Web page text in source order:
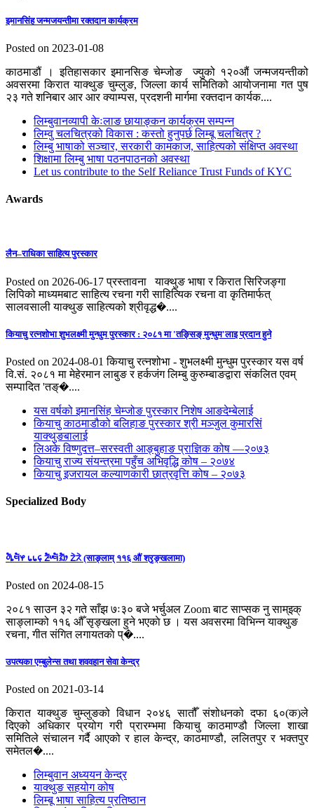
इमानसिंह जन्मजयन्तीमा रक्तदान कार्यक्रम
Posted on 2023-01-08
काठमाडौं । इतिहासकार इमानसिङ चेम्जोङ ज्युको १२०औं जन्मजयन्तीको
अवसरमा किरात याक्थुङ चुम्लुङ, जिल्ला कार्य समितिको आयोजनामा गत पुष
२३ गते शनिबार आर आर क्याम्पस, प्रदशनी मार्गमा रक्तदान कार्यक....
लिम्बुवानव्यापी केःलाङ छायाङ्कन कार्यक्रम सम्पन्न
लिम्वु चलचित्रको विकास : कस्तो हुनुपर्छ लिम्बू चलचित्र ?
लिम्बु भाषाको सञ्चार, सरकारी कामकाज, साहित्यको संक्षिप्त अवस्था
शिक्षामा लिम्बु भाषा पठनपाठनको अवस्था
Let us contribute to the Self Reliance Trust Funds of KYC
Awards
लैन–राधिका साहित्य पुरस्कार
Posted on 2026-06-17प्रस्तावना याक्थुङ भाषा र किरात सिरिजङ्गा
लिपिको माध्यमबाट साहित्य रचना गरी साहित्यिक रचना वा कृतिमार्फत्
सालवसाली याक्थुङ साहित्यको श्रीवृद्ध�....
कियाचु रत्नशाेभा शुभलक्ष्मी मुन्धुम पुरस्कार : २०८१ मा 'तङ्सिङ् मुन्धुम'लाइ प्रदान हुने
Posted on 2024-08-01 कियाचु रत्नशोभा - शुभलक्ष्मी मुन्धुम पुरस्कार यस वर्ष
वि.सं. २०८१ मा मेहेरमान लाबुङ र हर्कजंग लिम्बु कुरुम्बाङद्वारा संकलित एवम्
सम्पादित 'तङ्�....
यस वर्षको इमानसिंह चेम्जोङ पुरस्कार निशेष आङदेम्बेलाई
कियाचु काठमाडौको बलिहाङ पुरस्कार श्री मञ्जुल कुमारसिं
याक्थुङबालाई
लिअके विष्णुदत्त–सरस्वती आङ्बुहाङ प्राज्ञिक कोष —२०७३
कियाचु राज्य संयन्त्रमा पहुँच अभिवृद्धि कोष – २०७४
कियाचु इजरायल कल्याणकारी छात्रवृत्ति कोष – २०७३
Specialized Body
ᤛᤠᤱᤗᤠᤶ ᥇᥇᥌ ᤏᤠᤸᤗᤠᤀᤠᤣ ᤁᤧᤖᤧ (साङ्लाम् ११६ औं श्रृङ्खलामा)
Posted on 2024-08-15
२०८१ साउन ३२ गते साँझ ७ः३० बजे भर्चुअल Zoom बाट साप्सक नु साम्इक्
साङ्लाम्को ११६ औँ सृङ्खला हुने भएकाे छ । यस अवसरमा विभिन्न याक्थुङ
रचना, गीत संगित लगायतकाे प्�....
उपत्यका एम्बुलेन्स तथा शववहान सेवा केन्द्र
Posted on 2021-03-14
किरात याक्थुङ चुम्लुङको विधान २०४६ सातौँ संशोधनको दफा ६०(क)ले
दिएको अधिकार प्रयोग गरी प्रारम्भमा कियाचु काठमाण्डौ जिल्ला शाखा
समितिले संचालन गर्दै आएको र हाल केन्द्र, काठमाण्डौ, ललितपुर र भक्तपुर
समेतल�....
लिम्बुवान अध्ययन केन्द्र
याक्थुङ सहयोग कोष
लिम्बू भाषा साहित्य प्रतिष्ठान